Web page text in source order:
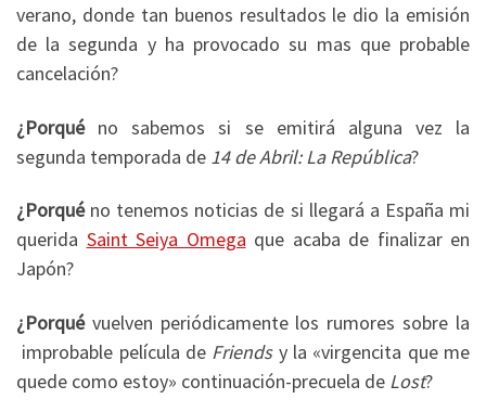
verano, donde tan buenos resultados le dio la emisión
de la segunda y ha provocado su mas que probable
cancelación?
¿Porquéno sabemos si se emitirá alguna vez la
segunda temporada de 14 de Abril: La República?
¿Porquéno tenemos noticias de si llegará a España mi
querida Saint Seiya Omega que acaba de finalizar en
Japón?
¿Porquévuelven periódicamente los rumores sobre la
improbable película de Friendsy la «virgencita que me
quede como estoy» continuación-precuela de Lost?